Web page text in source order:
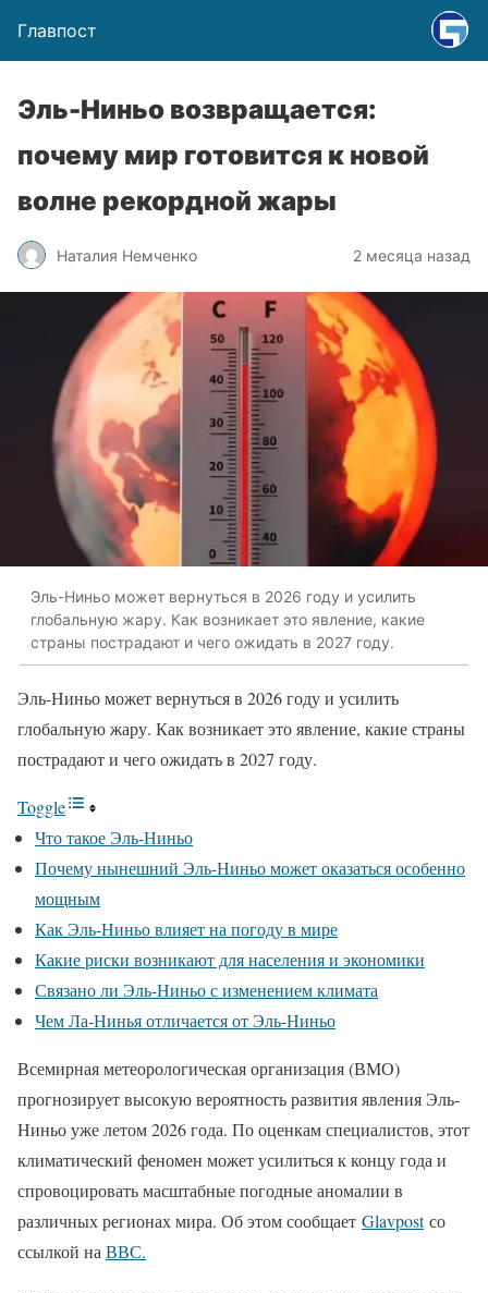
Главпост
Эль-Ниньо возвращается:
почему мир готовится к новой
волне рекордной жары
Наталия Немченко 2 месяца назад
Эль-Ниньо может вернуться в 2026 году и усилить
глобальную жару. Как возникает это явление, какие
страны пострадают и чего ожидать в 2027 году.
Эль-Ниньо может вернуться в 2026 году и усилить
глобальную жару. Как возникает это явление, какие страны
пострадают и чего ожидать в 2027 году.
Toggle
Что такое Эль-Ниньо
Почему нынешний Эль-Ниньо может оказаться особенно
мощным
Как Эль-Ниньо влияет на погоду в мире
Какие риски возникают для населения и экономики
Связано ли Эль-Ниньо с изменением климата
Чем Ла-Нинья отличается от Эль-Ниньо
Всемирная метеорологическая организация (ВМО)
прогнозирует высокую вероятность развития явления Эль-
Ниньо уже летом 2026 года. По оценкам специалистов, этот
климатический феномен может усилиться к концу года и
спровоцировать масштабные погодные аномалии в
различных регионах мира. Об этом сообщает Glavpostсо
ссылкой наВВС.